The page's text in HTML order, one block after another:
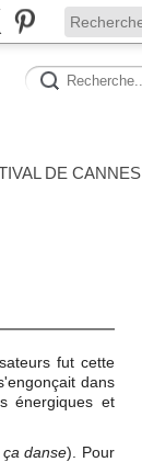
DE CANNES
fut cette
dans
énergiques et
danse). Pour